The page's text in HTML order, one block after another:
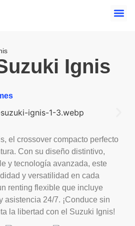
Ignis
el crossover compacto perfecto
Con su diseño distintivo,
y tecnología avanzada, este
y versatilidad en cada
renting flexible que incluye
asistencia 24/7. ¡Conduce sin
la libertad con el Suzuki Ignis!